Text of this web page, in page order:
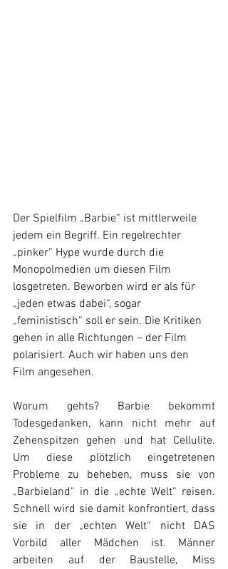
Der Spielfilm „Barbie“ ist mittlerweile
jedem ein Begriff. Ein regelrechter
„pinker“ Hype wurde durch die
Monopolmedien um diesen Film
losgetreten. Beworben wird er als für
„jeden etwas dabei“, sogar
„feministisch“ soll er sein. Die Kritiken
gehen in alle Richtungen – der Film
polarisiert. Auch wir haben uns den
Film angesehen.
Worum gehts? Barbie bekommt
Todesgedanken, kann nicht mehr auf
Zehenspitzen gehen und hat Cellulite.
Um diese plötzlich eingetretenen
Probleme zu beheben, muss sie von
„Barbieland“ in die „echte Welt“ reisen.
Schnell wird sie damit konfrontiert, dass
sie in der „echten Welt“ nicht DAS
Vorbild aller Mädchen ist. Männer
arbeiten auf der Baustelle, Miss